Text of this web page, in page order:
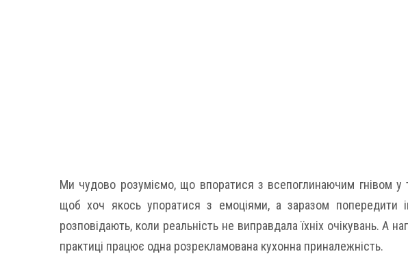
Ми чудово розуміємо, що впоратися з всепоглинаючим гнівом
щоб хоч якось упоратися з емоціями, а заразом попередити
розповідають, коли реальність не виправдала їхніх очікувань. А
практиці працює одна розрекламована кухонна приналежність.